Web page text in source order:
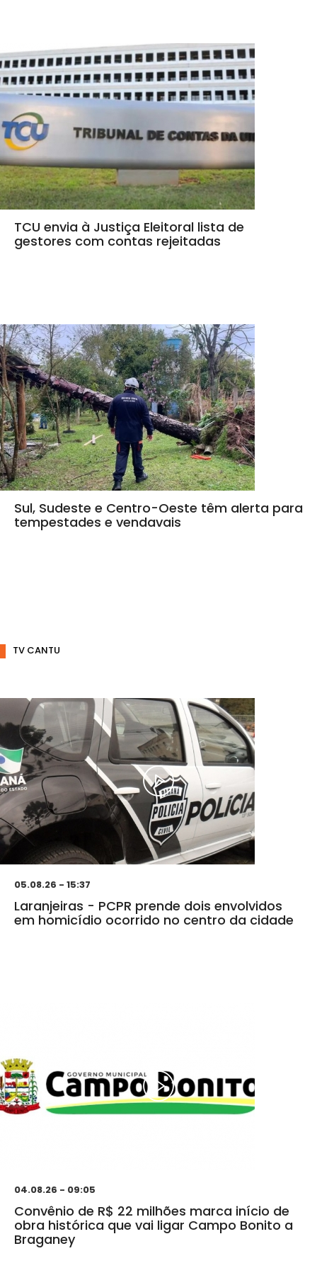
TCU envia à Justiça Eleitoral lista de
gestores com contas rejeitadas
Sul, Sudeste e Centro-Oeste têm alerta para
tempestades e vendavais
TV CANTU
05.08.26 - 15:37
Laranjeiras - PCPR prende dois envolvidos
em homicídio ocorrido no centro da cidade
04.08.26 - 09:05
Convênio de R$ 22 milhões marca início de
obra histórica que vai ligar Campo Bonito a
Braganey